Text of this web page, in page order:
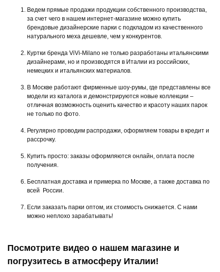
Ведем прямые продажи продукции собственного производства,
за счет чего в нашем интернет-магазине можно купить
брендовые дизайнерские парки с подкладом из качественного
натурального меха дешевле, чем у конкурентов.
Куртки бренда ViVi-Milano не только разработаны итальянскими
дизайнерами, но и производятся в Италии из российских,
немецких и итальянских материалов.
В Москве работают фирменные шоу-румы, где представлены все
модели из каталога и демонстрируются новые коллекции –
отличная возможность оценить качество и красоту наших парок
не только по фото.
Регулярно проводим распродажи, оформляем товары в кредит и
рассрочку.
Купить просто: заказы оформляются онлайн, оплата после
получения.
Бесплатная доставка и примерка по Москве, а также доставка по
всей России.
Если заказать парки оптом, их стоимость снижается. С нами
можно неплохо зарабатывать!
Посмотрите видео о нашем магазине и
погрузитесь в атмосферу Италии!